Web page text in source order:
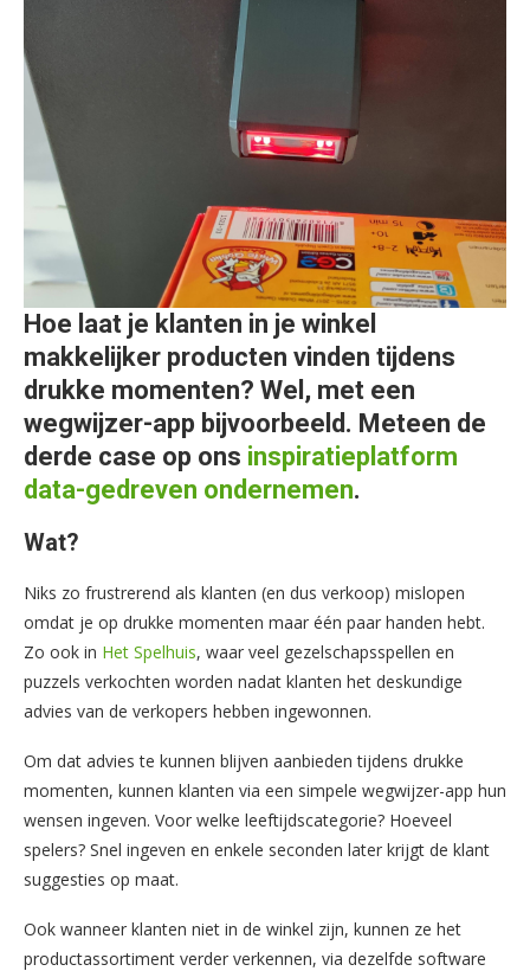
Hoe laat je klanten in je winkel
makkelijker producten vinden tijdens
drukke momenten? Wel, met een
wegwijzer-app bijvoorbeeld. Meteen de
derde case op ons inspiratieplatform
data-gedreven ondernemen.
Wat?
Niks zo frustrerend als klanten (en dus verkoop) mislopen
omdat je op drukke momenten maar één paar handen hebt.
Zo ook in Het Spelhuis, waar veel gezelschapsspellen en
puzzels verkochten worden nadat klanten het deskundige
advies van de verkopers hebben ingewonnen.
Om dat advies te kunnen blijven aanbieden tijdens drukke
momenten, kunnen klanten via een simpele wegwijzer-app hun
wensen ingeven. Voor welke leeftijdscategorie? Hoeveel
spelers? Snel ingeven en enkele seconden later krijgt de klant
suggesties op maat.
Ook wanneer klanten niet in de winkel zijn, kunnen ze het
productassortiment verder verkennen, via dezelfde software